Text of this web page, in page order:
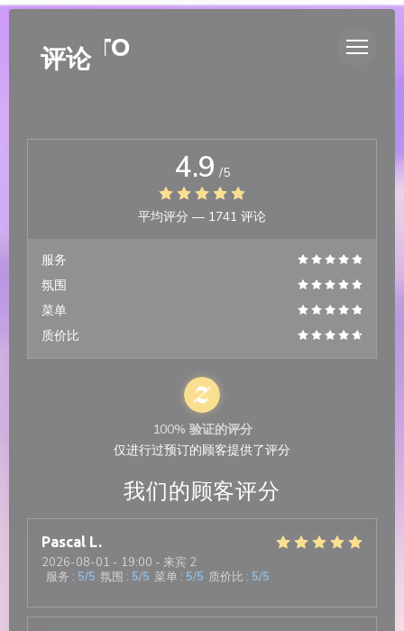
Cookie管理面板
DUETTO
评论
我们的顾客评分
Pascal L
2026-08-01 - 19:00 - 来宾 2
服务 : 5/5 氛围 : 5/5 菜单 : 5/5 质价比 : 5/5
4.9 /5
平均评分 — 1741 评论
服务
氛围
菜单
质价比
100% 验证的评分
仅进行过预订的顾客提供了评分